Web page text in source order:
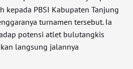
kepada PBSI Kabupaten Tanjung
turnamen tersebut. Ia
potensi atlet bulutangkis
langsung jalannya